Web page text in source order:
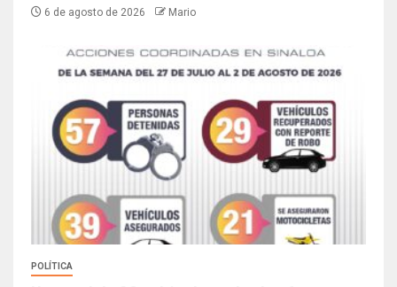
6 de agosto de 2026 Mario
POLÍTICA